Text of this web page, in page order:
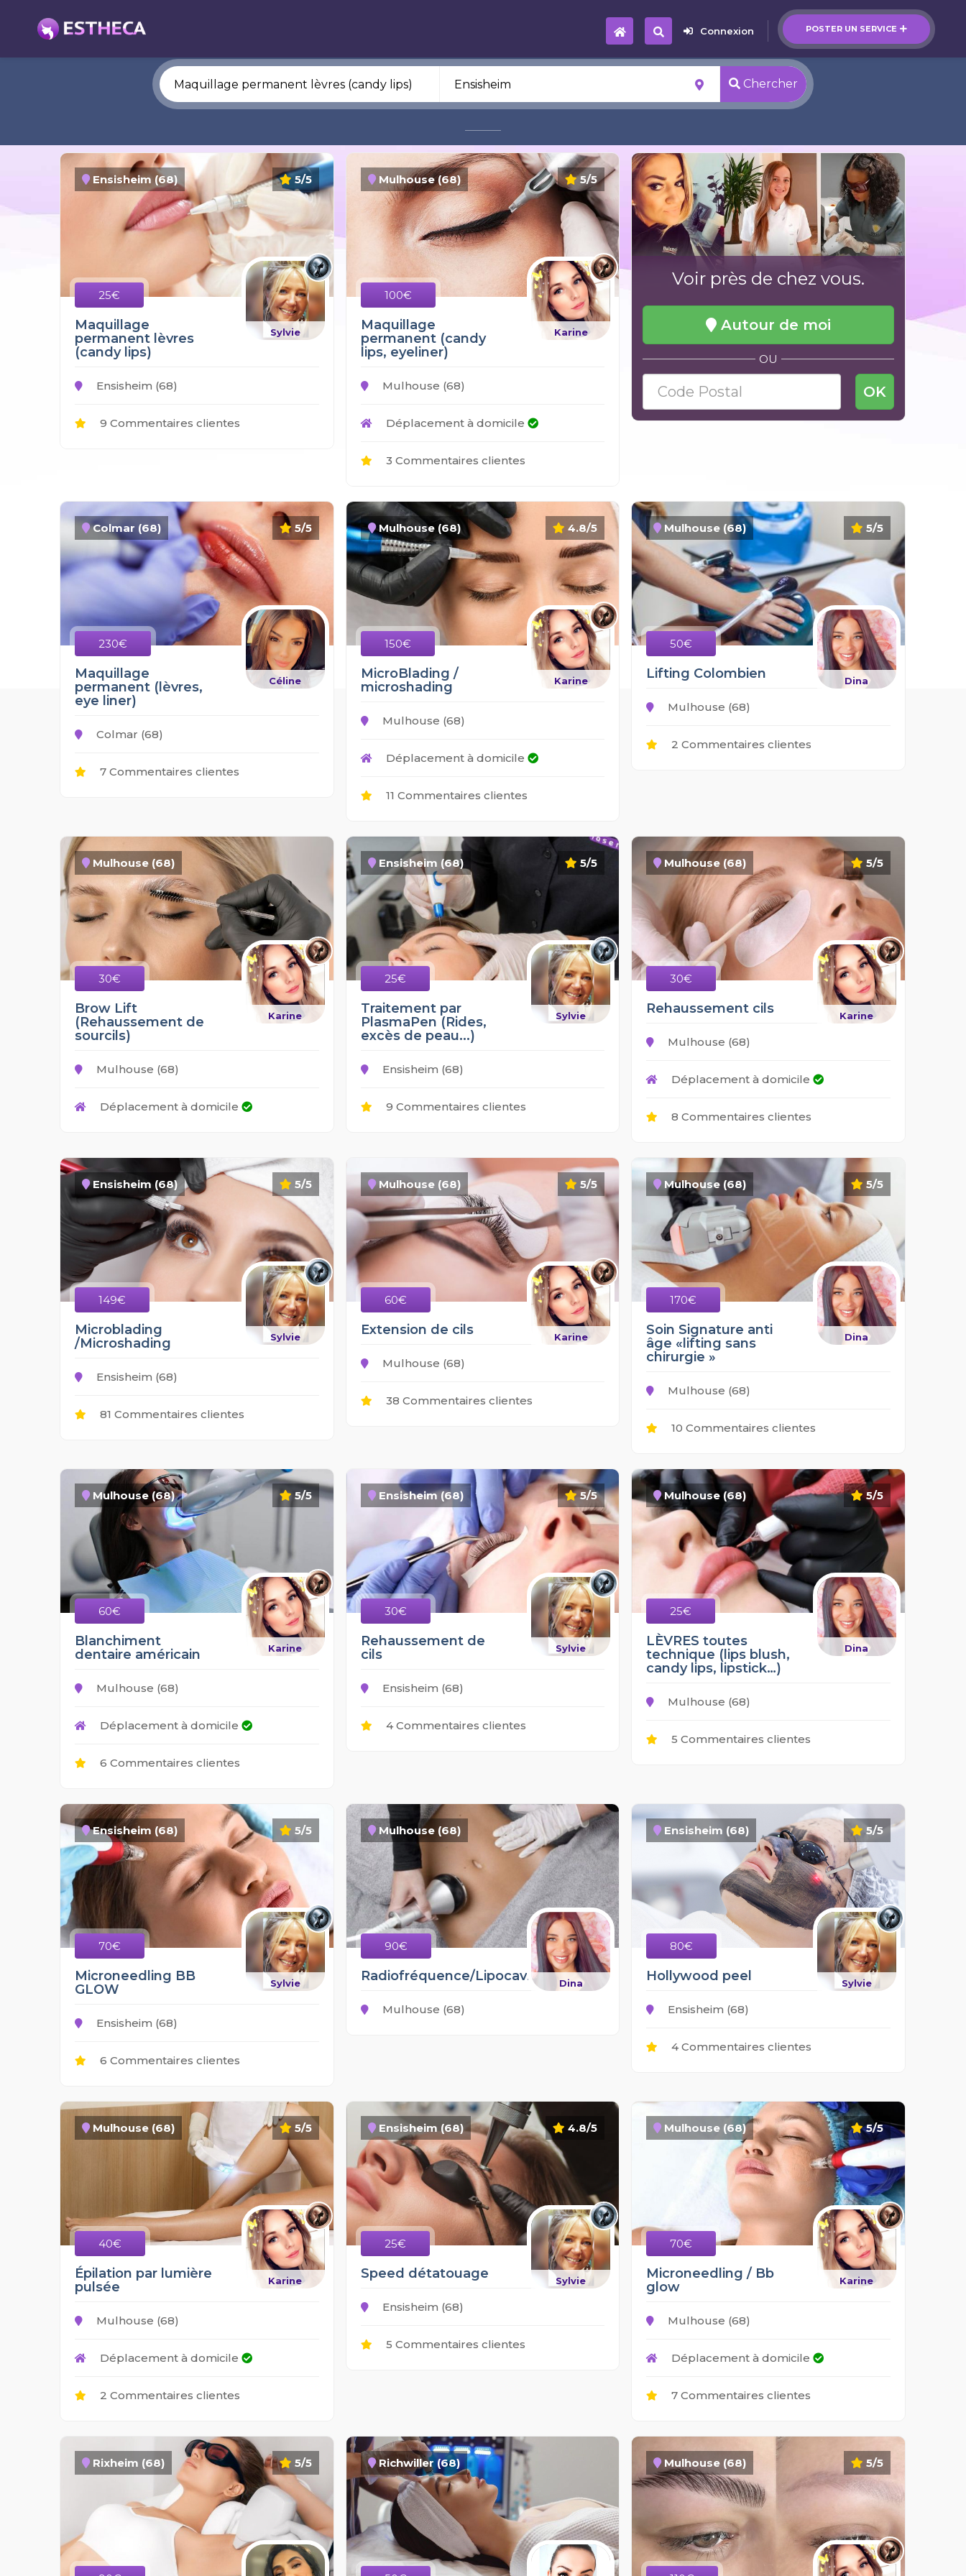
POSTER UN SERVICE
Connexion
Chercher
5/5
Ensisheim (68)
25€
Sylvie
Maquillage
permanent lèvres
(candy lips)
Ensisheim (68)
9 Commentaires clientes
5/5
Mulhouse (68)
100€
Karine
Maquillage
permanent (candy
lips, eyeliner)
Mulhouse (68)
Déplacement à domicile
3 Commentaires clientes
Voir près de chez vous.
Autour de moi
OU
OK
5/5
Colmar (68)
230€
Céline
Maquillage
permanent (lèvres,
eye liner)
Colmar (68)
7 Commentaires clientes
4.8/5
Mulhouse (68)
150€
Karine
MicroBlading /
microshading
Mulhouse (68)
Déplacement à domicile
11 Commentaires clientes
5/5
Mulhouse (68)
50€
Dina
Lifting Colombien
Mulhouse (68)
2 Commentaires clientes
Mulhouse (68)
30€
Karine
Brow Lift
(Rehaussement de
sourcils)
Mulhouse (68)
Déplacement à domicile
5/5
Ensisheim (68)
25€
Sylvie
Traitement par
PlasmaPen (Rides,
excès de peau...)
Ensisheim (68)
9 Commentaires clientes
5/5
Mulhouse (68)
30€
Karine
Rehaussement cils
Mulhouse (68)
Déplacement à domicile
8 Commentaires clientes
5/5
Ensisheim (68)
149€
Sylvie
Microblading
/Microshading
Ensisheim (68)
81 Commentaires clientes
5/5
Mulhouse (68)
60€
Karine
Extension de cils
Mulhouse (68)
38 Commentaires clientes
5/5
Mulhouse (68)
170€
Dina
Soin Signature anti
âge «lifting sans
chirurgie »
Mulhouse (68)
10 Commentaires clientes
5/5
Mulhouse (68)
60€
Karine
Blanchiment
dentaire américain
Mulhouse (68)
Déplacement à domicile
6 Commentaires clientes
5/5
Ensisheim (68)
30€
Sylvie
Rehaussement de
cils
Ensisheim (68)
4 Commentaires clientes
5/5
Mulhouse (68)
25€
Dina
LÈVRES toutes
technique (lips blush,
candy lips, lipstick…)
Mulhouse (68)
5 Commentaires clientes
5/5
Ensisheim (68)
70€
Sylvie
Microneedling BB
GLOW
Ensisheim (68)
6 Commentaires clientes
Mulhouse (68)
90€
Dina
Radiofréquence/Lipocavitation
Mulhouse (68)
5/5
Ensisheim (68)
80€
Sylvie
Hollywood peel
Ensisheim (68)
4 Commentaires clientes
5/5
Mulhouse (68)
40€
Karine
Épilation par lumière
pulsée
Mulhouse (68)
Déplacement à domicile
2 Commentaires clientes
4.8/5
Ensisheim (68)
25€
Sylvie
Speed détatouage
Ensisheim (68)
5 Commentaires clientes
5/5
Mulhouse (68)
70€
Karine
Microneedling / Bb
glow
Mulhouse (68)
Déplacement à domicile
7 Commentaires clientes
5/5
Rixheim (68) Richwiller (68) 5/5
Mulhouse (68)